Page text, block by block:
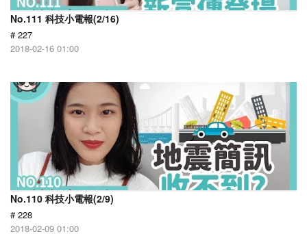
No.111 科技小電報(2/16)
# 227
2018-02-16 01:00
No.110 科技小電報(2/9)
# 228
2018-02-09 01:00